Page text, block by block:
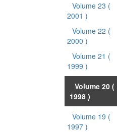
Volume 23 (
2001 )
Volume 22 (
2000 )
Volume 21 (
1999 )
Volume 20 (
1998 )
Volume 19 (
1997 )